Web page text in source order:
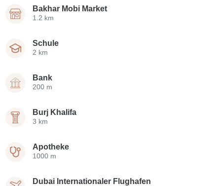
Bakhar Mobi Market
1.2 km
Schule
2 km
Bank
200 m
Burj Khalifa
3 km
Apotheke
1000 m
Dubai Internationaler Flughafen